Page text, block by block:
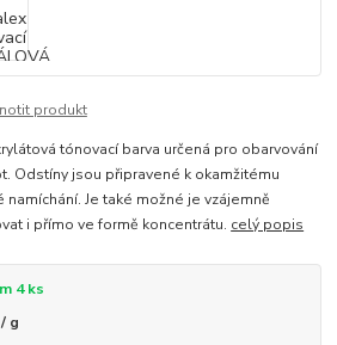
produkt
tónovací barva určená pro obarvování
Odstíny jsou připravené k okamžitému
Je také možné je vzájemně
i přímo ve formě koncentrátu. celý popis
4 ks
g